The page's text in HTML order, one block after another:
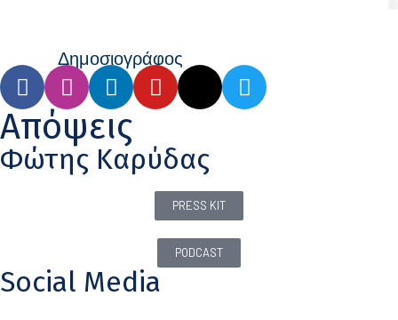
Απόψεις
Φώτης Καρύδας
PRESS KIT
PODCAST
Social Media